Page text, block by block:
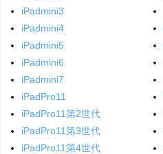
iPadmini3
iPadmini4
iPadmini5
iPadmini6
iPadmini7
iPadPro11
iPadPro11第2世代
iPadPro11第3世代
iPadPro11第4世代